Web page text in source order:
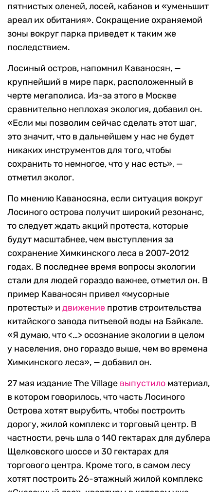
пятнистых оленей, лосей, кабанов и «уменьшит
ареал их обитания». Сокращение охраняемой
зоны вокруг парка приведет к таким же
последствием.
Лосиный остров, напомнил Каваносян, —
крупнейший в мире парк, расположенный в
черте мегаполиса. Из-за этого в Москве
сравнительно неплохая экология, добавил он.
«Если мы позволим сейчас сделать этот шаг,
это значит, что в дальнейшем у нас не будет
никаких инструментов для того, чтобы
сохранить то немногое, что у нас есть», —
отметил эколог.
По мнению Каваносяна, если ситуация вокруг
Лосиного острова получит широкий резонанс,
то следует ждать акций протеста, которые
будут масштабнее, чем выступления за
сохранение Химкинского леса в 2007-2012
годах. В последнее время вопросы экологии
стали для людей гораздо важнее, отметил он. В
пример Каваносян привел «мусорные
протесты» и движение против строительства
китайского завода питьевой воды на Байкале.
«Я думаю, что <…> осознание экологии в целом
у населения, оно гораздо выше, чем во времена
Химкинского леса», — добавил он.
27 мая издание The Village выпустило материал,
в котором говорилось, что часть Лосиного
Острова хотят вырубить, чтобы построить
дорогу, жилой комплекс и торговый центр. В
частности, речь шла о 140 гектарах для дублера
Щелковского шоссе и 30 гектарах для
торгового центра. Кроме того, в самом лесу
хотят построить 26-этажный жилой комплекс